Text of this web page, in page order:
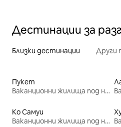
Дестинации за
Близки дестинации Други
Пукет
Ваканционни жилища под наем
Ко Самуи
Ваканционни жилища под наем